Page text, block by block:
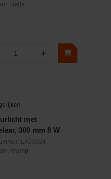
Hella
Aantal +
met
300 mm 8 W
LA50024
Kramp